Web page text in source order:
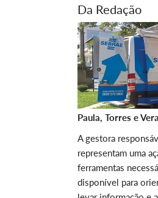
Da Redação
Paula, Torres e
A gestora
representam uma
ferramentas
disponível para